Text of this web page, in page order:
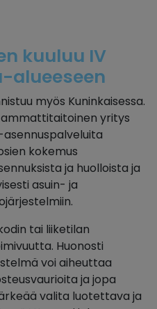
kuuluu IV
alueeseen
myös Kuninkaisessa.
yritys
kokemus
ja huolloista ja
asuin- ja
tai liiketilan
Huonosti
voi aiheuttaa
ja jopa
valita luotettava ja